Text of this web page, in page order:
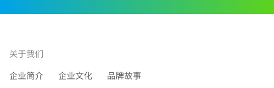
关于我们
企业简介 企业文化 品牌故事